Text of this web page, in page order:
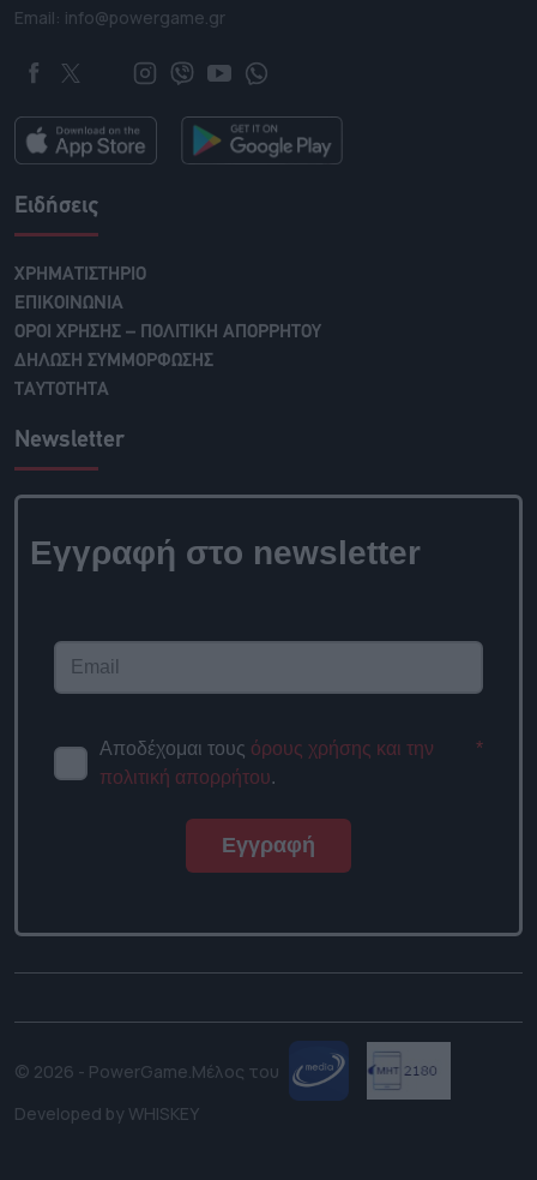
Email: info@powergame.gr
Ειδήσεις
ΧΡΗΜΑΤΙΣΤΗΡΙΟ
ΕΠΙΚΟΙΝΩΝΙΑ
ΟΡΟΙ ΧΡΗΣΗΣ – ΠΟΛΙΤΙΚΗ ΑΠΟΡΡΗΤΟΥ
ΔΗΛΩΣΗ ΣΥΜΜΟΡΦΩΣΗΣ
ΤΑΥΤΟΤΗΤΑ
Newsletter
Εγγραφή στο newsletter
Αποδέχομαι τους όρους χρήσης και την
πολιτική απορρήτου.
*
Εγγραφή
© 2026 - PowerGame. Μέλος του
Developed by WHISKEY